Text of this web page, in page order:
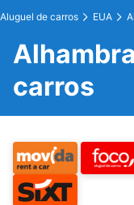
Aluguel de carros EUA
carros